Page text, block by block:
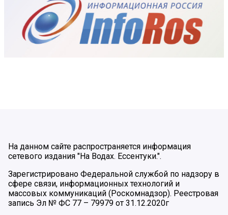
На данном сайте распространяется информация
сетевого издания "На Водах. Ессентуки.".
Зарегистрировано Федеральной службой по надзору в
сфере связи, информационных технологий и
массовых коммуникаций (Роскомнадзор). Реестровая
запись Эл № ФС 77 – 79979 от 31.12.2020г